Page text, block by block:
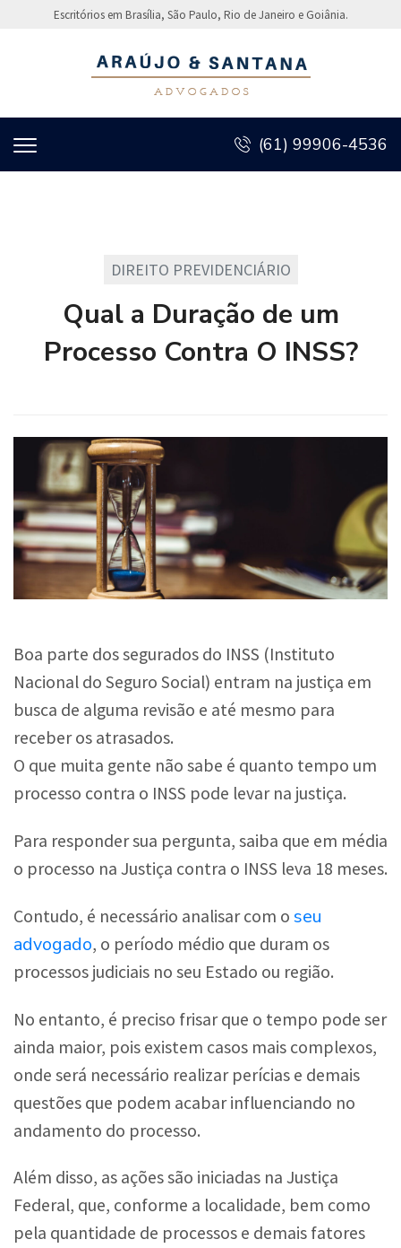
Escritórios em Brasília, São Paulo, Rio de Janeiro e Goiânia.
(61) 99906-4536
DIREITO PREVIDENCIÁRIO
Qual a Duração de um
Processo Contra O INSS?
Boa parte dos segurados do INSS (Instituto
Nacional do Seguro Social) entram na justiça em
busca de alguma revisão e até mesmo para
receber os atrasados.
O que muita gente não sabe é quanto tempo um
processo contra o INSS pode levar na justiça.
Para responder sua pergunta, saiba que em média
o processo na Justiça contra o INSS leva 18 meses.
Contudo, é necessário analisar com o seu
advogado, o período médio que duram os
processos judiciais no seu Estado ou região.
No entanto, é preciso frisar que o tempo pode ser
ainda maior, pois existem casos mais complexos,
onde será necessário realizar perícias e demais
questões que podem acabar influenciando no
andamento do processo.
Além disso, as ações são iniciadas na Justiça
Federal, que, conforme a localidade, bem como
pela quantidade de processos e demais fatores